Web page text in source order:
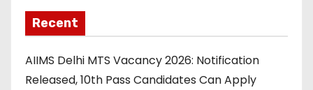
Recent
AIIMS Delhi MTS Vacancy 2026: Notification
Released, 10th Pass Candidates Can Apply